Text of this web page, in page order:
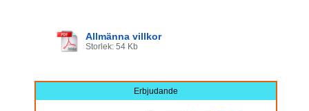
Allmänna villkor
Storlek: 54 Kb
Erbjudande